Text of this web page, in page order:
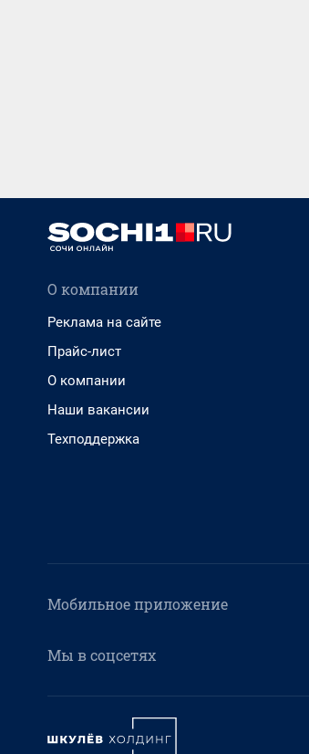
О компании
Реклама на сайте
Прайс-лист
О компании
Наши вакансии
Техподдержка
Мобильное приложение
Мы в соцсетях